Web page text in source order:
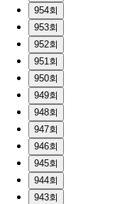
954회
953회
952회
951회
950회
949회
948회
947회
946회
945회
944회
943회